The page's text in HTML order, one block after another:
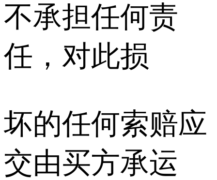
不承担任何责
任，对此损
坏的任何索赔应
交由买方承运